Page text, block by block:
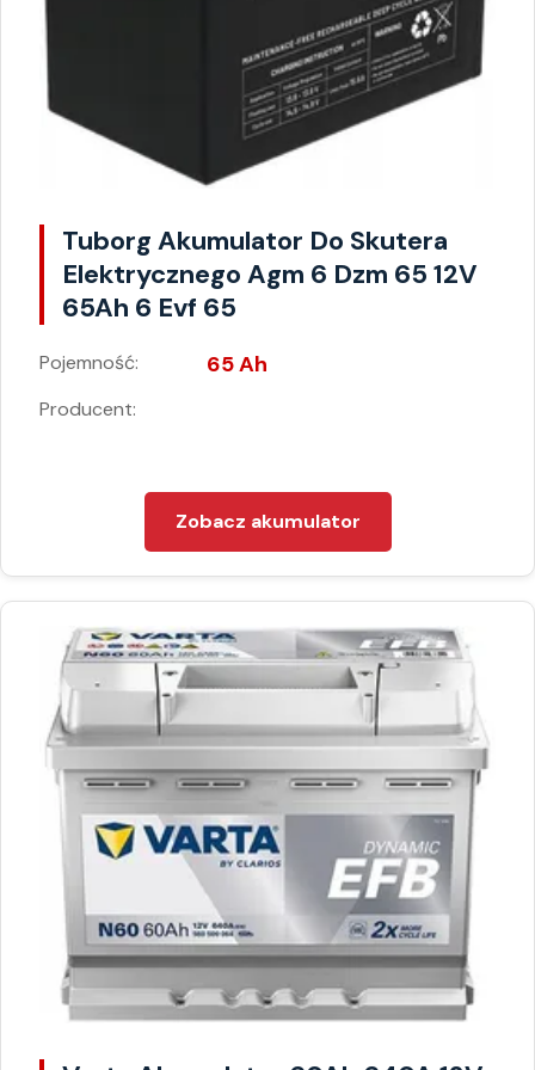
Tuborg Akumulator Do Skutera
Elektrycznego Agm 6 Dzm 65 12V
65Ah 6 Evf 65
Pojemność: 65 Ah
Producent:
Zobacz akumulator